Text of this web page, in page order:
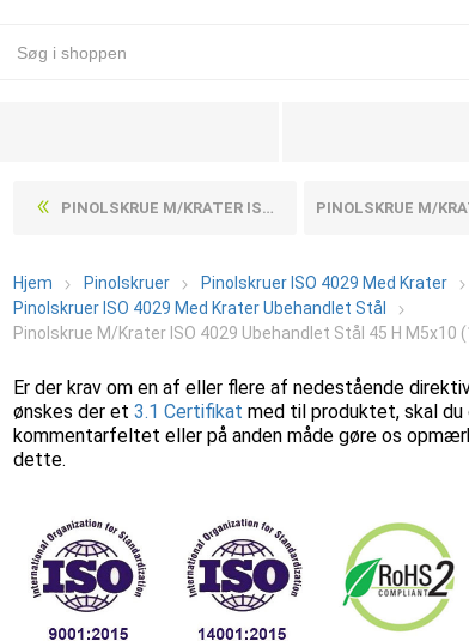
PINOLSKRUE M/KRATER ISO 4029 UBEHANDLET STÅL 45 H M4X8 (200 STK) PINOLSKRUE M/KRATER ISO 4029 UBEHANDLET STÅL
Hjem Pinolskruer
Pinolskruer ISO 4029 Med Krater
Pinolskruer ISO 4029 Med Krater Ubehandlet Stål
Pinolskrue M/Krater ISO 4029 Ubehandlet Stål 45 H M5x10
Er der krav om en af eller flere af nedestående
ønskes der et3.1 Certifikat med til produktet, skal
kommentarfeltet eller på anden måde gøre os
dette.